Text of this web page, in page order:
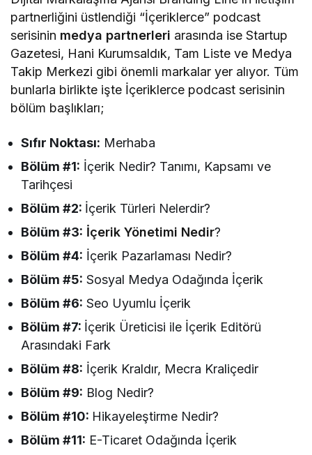
partnerliğini üstlendiği “İçeriklerce” podcast
serisinin medya partnerleri arasında ise Startup
Gazetesi, Hani Kurumsaldık, Tam Liste ve Medya
Takip Merkezi gibi önemli markalar yer alıyor. Tüm
bunlarla birlikte işte İçeriklerce podcast serisinin
bölüm başlıkları;
Sıfır Noktası: Merhaba
Bölüm #1: İçerik Nedir? Tanımı, Kapsamı ve
Tarihçesi
Bölüm #2: İçerik Türleri Nelerdir?
Bölüm #3: İçerik Yönetimi Nedir?
Bölüm #4: İçerik Pazarlaması Nedir?
Bölüm #5: Sosyal Medya Odağında İçerik
Bölüm #6: Seo Uyumlu İçerik
Bölüm #7: İçerik Üreticisi ile İçerik Editörü
Arasındaki Fark
Bölüm #8: İçerik Kraldır, Mecra Kraliçedir
Bölüm #9: Blog Nedir?
Bölüm #10: Hikayeleştirme Nedir?
Bölüm #11: E-Ticaret Odağında İçerik